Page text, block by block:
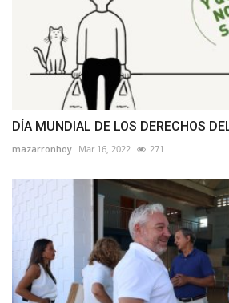
DÍA MUNDIAL DE LOS DERECHOS
mazarronhoy Mar 16, 2022 271